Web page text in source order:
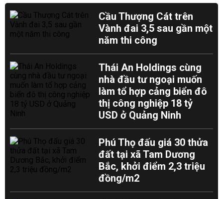
Cầu Thượng Cát trên
Vành đai 3,5 sau gần một
năm thi công
Thái An Holdings cùng
nhà đầu tư ngoại muốn
làm tổ hợp cảng biển đô
thị công nghiệp 18 tỷ
USD ở Quảng Ninh
Phú Thọ đấu giá 30 thửa
đất tại xã Tam Dương
Bắc, khởi điểm 2,3 triệu
đồng/m2